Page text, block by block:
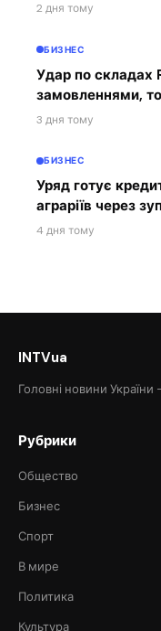
2 дня тому
БИЗНЕС
Удар по складах
замовленнями,
3 дня тому
БИЗНЕС
Уряд готує
аграріїв через
4 дня тому
INTVua
Головні новини України
Рубрики
Общество
Бизнес
Спорт
В мире
Политика
Культура